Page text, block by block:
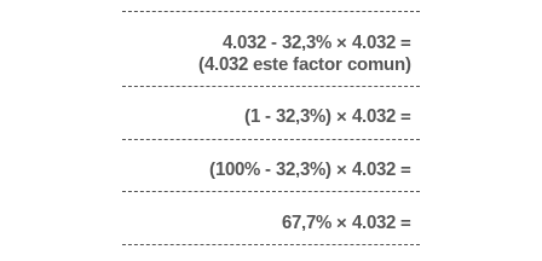
4.032 - 32,3% × 4.032 =
(4.032 este factor comun)
(1 - 32,3%) × 4.032 =
(100% - 32,3%) × 4.032 =
67,7% × 4.032 =